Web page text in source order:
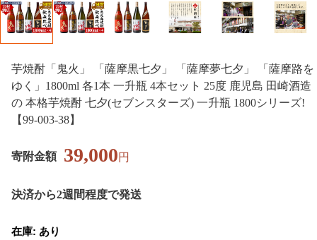
芋焼酎「鬼火」 「薩摩黒七夕」 「薩摩夢七夕」 「薩摩路を
ゆく」1800ml 各1本 一升瓶 4本セット 25度 鹿児島 田崎酒造
の 本格芋焼酎 七夕(セブンスターズ) 一升瓶 1800シリーズ!
【99-003-38】
寄附金額 39,000円
決済から2週間程度で発送
在庫: あり